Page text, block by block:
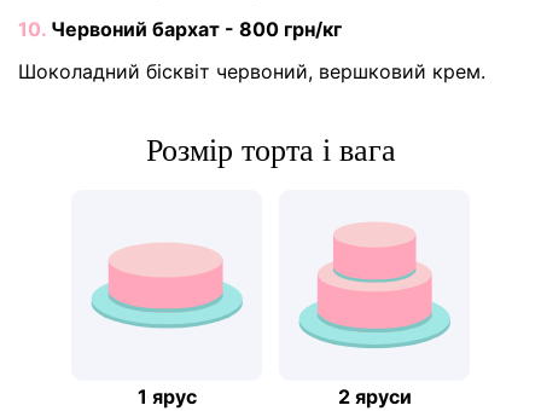
10. Червоний бархат - 800 грн/кг
Шоколадний бісквіт червоний, вершковий крем.
Розмір торта і вага
1 ярус
2 яруси